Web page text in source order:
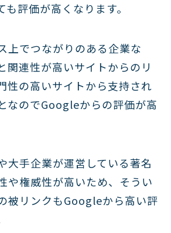
も評価が高くなります。
上でつながりのある企業な
関連性が高いサイトからのリ
性の高いサイトから支持され
なのでGoogleからの評価が高
大手企業が運営している著名
や権威性が高いため、そうい
被リンクもGoogleから高い評